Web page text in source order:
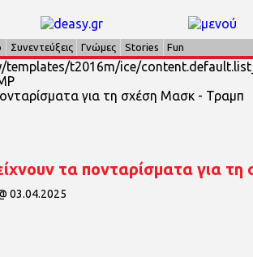
Συνεντεύξεις Γνώμες Stories Fun
templates/t2016m/ice/
τα πονταρίσματα για
03.04.2025